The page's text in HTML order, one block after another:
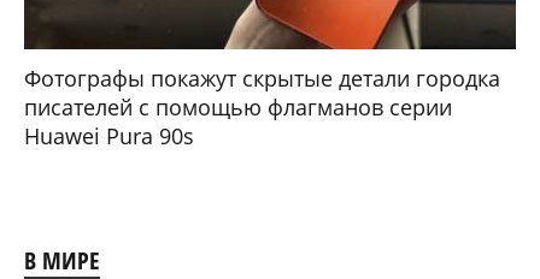
Фотографы покажут скрытые детали городка
писателей с помощью флагманов серии
Huawei Pura 90s
В МИРЕ